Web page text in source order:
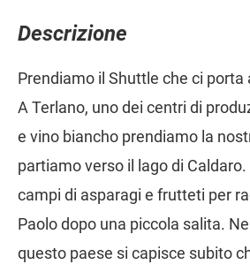
Descrizione
Prendiamo il Shuttle che ci porta
A Terlano, uno dei centri di
e vino biancho prendiamo la
partiamo verso il lago di
campi di asparagi e frutteti per
Paolo dopo una piccola salita.
questo paese si capisce subito